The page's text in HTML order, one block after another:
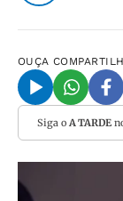
OUÇA
Siga o A TARDE